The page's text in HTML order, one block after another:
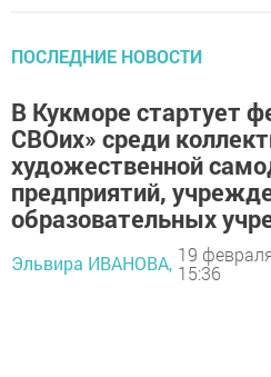
ПОСЛЕДНИЕ НОВОСТИ
В Кукморе стартует
СВОих» среди
художественной
предприятий,
образовательных
Эльвира ИВАНОВА, 19
15:36